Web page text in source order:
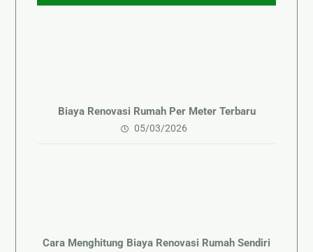
Biaya Renovasi Rumah Per Meter Terbaru
05/03/2026
Cara Menghitung Biaya Renovasi Rumah Sendiri